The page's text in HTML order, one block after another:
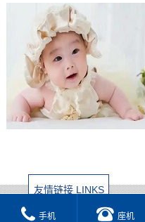
友情链接 LINKS
手机 座机